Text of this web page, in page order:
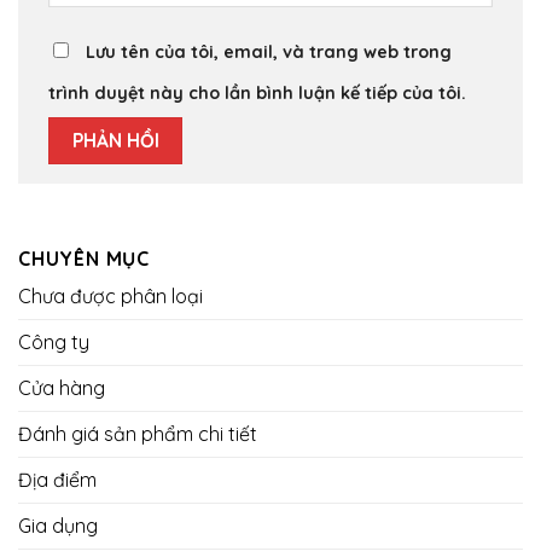
Lưu tên của tôi, email, và trang web trong
trình duyệt này cho lần bình luận kế tiếp của tôi.
CHUYÊN MỤC
Chưa được phân loại
Công ty
Cửa hàng
Đánh giá sản phẩm chi tiết
Địa điểm
Gia dụng